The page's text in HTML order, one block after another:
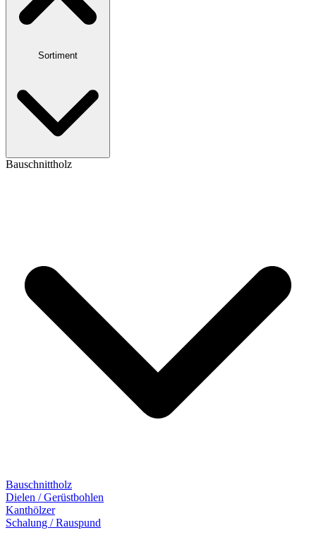
Sortiment
Bauschnittholz
Bauschnittholz
Dielen / Gerüstbohlen
Kanthölzer
Schalung / Rauspund